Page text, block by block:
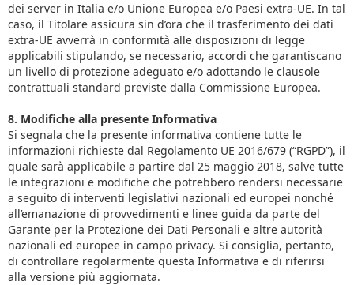
dei server in Italia e/o Unione Europea e/o Paesi extra-UE. In tal
caso, il Titolare assicura sin d’ora che il trasferimento dei dati
extra-UE avverrà in conformità alle disposizioni di legge
applicabili stipulando, se necessario, accordi che garantiscano
un livello di protezione adeguato e/o adottando le clausole
contrattuali standard previste dalla Commissione Europea.
8. Modifiche alla presente Informativa
Si segnala che la presente informativa contiene tutte le
informazioni richieste dal Regolamento UE 2016/679 (“RGPD”), il
quale sarà applicabile a partire dal 25 maggio 2018, salve tutte
le integrazioni e modifiche che potrebbero rendersi necessarie
a seguito di interventi legislativi nazionali ed europei nonché
all’emanazione di provvedimenti e linee guida da parte del
Garante per la Protezione dei Dati Personali e altre autorità
nazionali ed europee in campo privacy. Si consiglia, pertanto,
di controllare regolarmente questa Informativa e di riferirsi
alla versione più aggiornata.